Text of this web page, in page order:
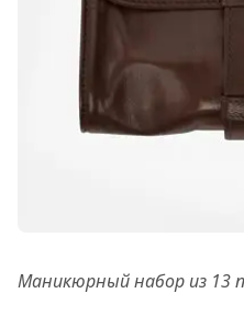
Маникюрный набор из 13